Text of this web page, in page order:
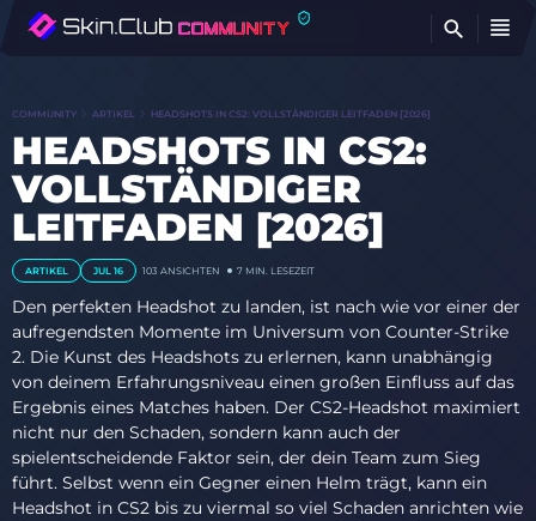
COMMUNITY ARTIKEL HEADSHOTS IN CS2: VOLLSTÄNDIGER LEITFADEN [2026]
HEADSHOTS IN CS2:
VOLLSTÄNDIGER
LEITFADEN [2026]
ARTIKEL JUL 16 103 ANSICHTEN 7 MIN. LESEZEIT
Den perfekten Headshot zu landen, ist nach wie vor einer der
aufregendsten Momente im Universum von Counter-Strike
2. Die Kunst des Headshots zu erlernen, kann unabhängig
von deinem Erfahrungsniveau einen großen Einfluss auf das
Ergebnis eines Matches haben. Der CS2-Headshot maximiert
nicht nur den Schaden, sondern kann auch der
spielentscheidende Faktor sein, der dein Team zum Sieg
führt. Selbst wenn ein Gegner einen Helm trägt, kann ein
Headshot in CS2 bis zu viermal so viel Schaden anrichten wie